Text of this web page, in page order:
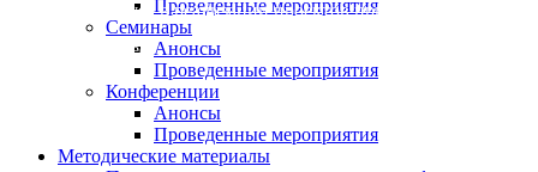
участвует в реализации проектов при поддержке
Подробнее
Проведенные мероприятия
Семинары
Анонсы
Проведенные мероприятия
Конференции
Анонсы
Проведенные мероприятия
Методические материалы